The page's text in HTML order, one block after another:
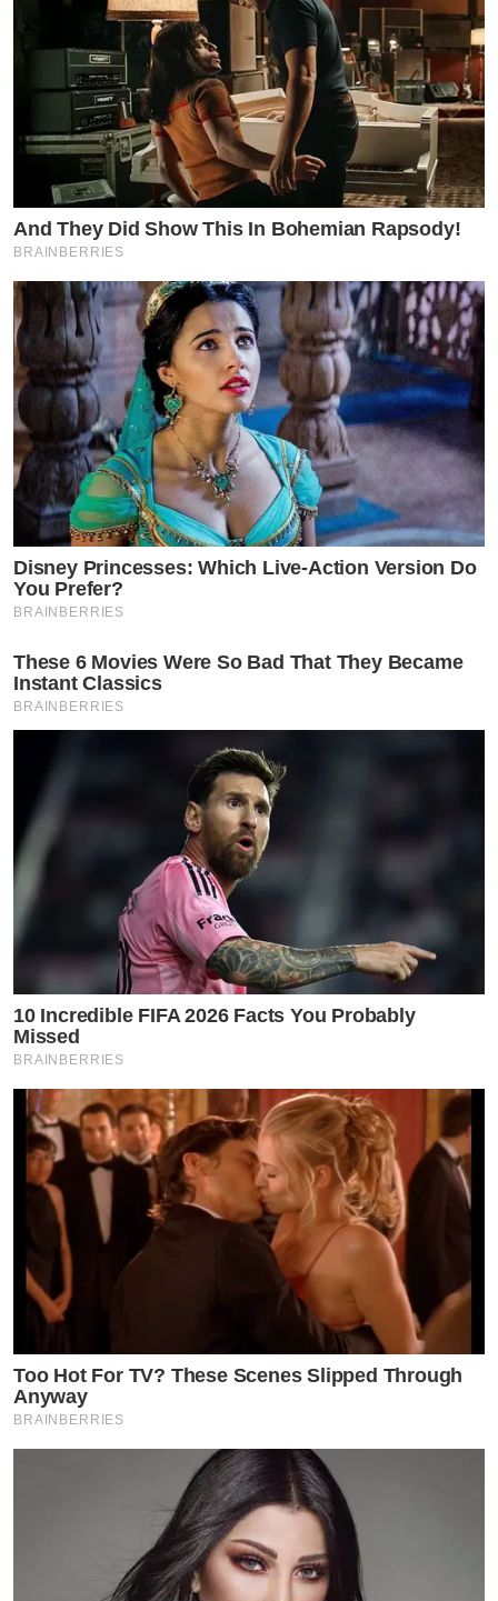
And They Did Show This In Bohemian Rapsody!
BRAINBERRIES
Disney Princesses: Which Live-Action Version Do
You Prefer?
BRAINBERRIES
These 6 Movies Were So Bad That They Became
Instant Classics
BRAINBERRIES
10 Incredible FIFA 2026 Facts You Probably
Missed
BRAINBERRIES
Too Hot For TV? These Scenes Slipped Through
Anyway
BRAINBERRIES